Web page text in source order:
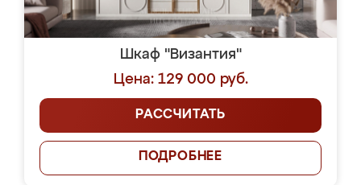
Шкаф "Византия"
Цена: 129 000 руб.
РАССЧИТАТЬ
ПОДРОБНЕЕ